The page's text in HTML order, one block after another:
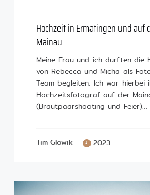
Hochzeit in Ermatingen und auf
Mainau
Meine Frau und ich durften die
von Rebecca und Micha als
Team begleiten. Ich war hierbei
Hochzeitsfotograf auf der
(Brautpaarshooting und Feier)…
Tim Glowik 2023